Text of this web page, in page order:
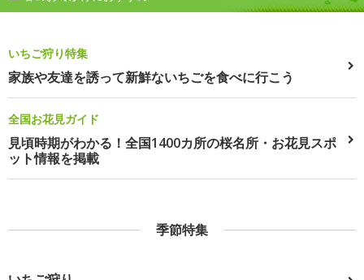
いちご狩り特集
家族や友達を誘って新鮮ないちごを食べに行こう
全国お花見ガイド
見頃時期がわかる！全国1400カ所の桜名所・お花見スポ
ット情報を掲載
季節特集